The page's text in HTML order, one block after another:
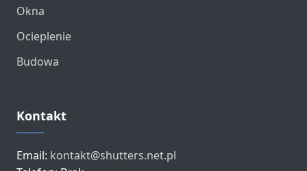
Okna
Ocieplenie
Budowa
Kontakt
Email: kontakt@shutters.net.pl